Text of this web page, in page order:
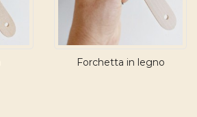
Forchetta in legno